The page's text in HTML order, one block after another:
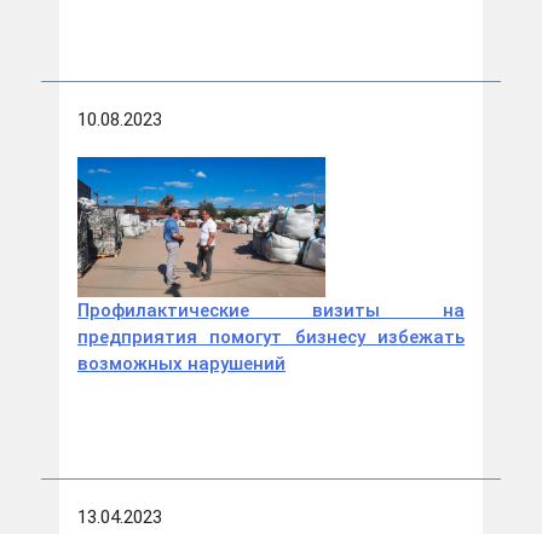
10.08.2023
Профилактические визиты на
предприятия помогут бизнесу избежать
возможных нарушений
13.04.2023